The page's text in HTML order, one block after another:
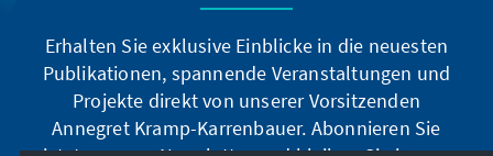
Erhalten Sie exklusive Einblicke in die neuesten
Publikationen, spannende Veranstaltungen und
Projekte direkt von unserer Vorsitzenden
Annegret Kramp-Karrenbauer. Abonnieren Sie